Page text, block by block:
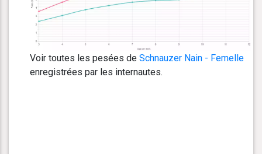
Voir toutes les pesées de Schnauzer Nain - Femelle
enregistrées par les internautes.